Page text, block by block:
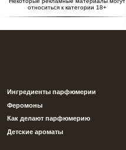
относиться к категории 18+
Ингредиенты парфюмерии
Феромоны
Как делают парфюмерию
Детские ароматы